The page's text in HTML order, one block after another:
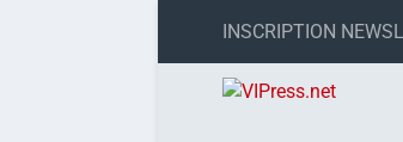
INSCRIPTION